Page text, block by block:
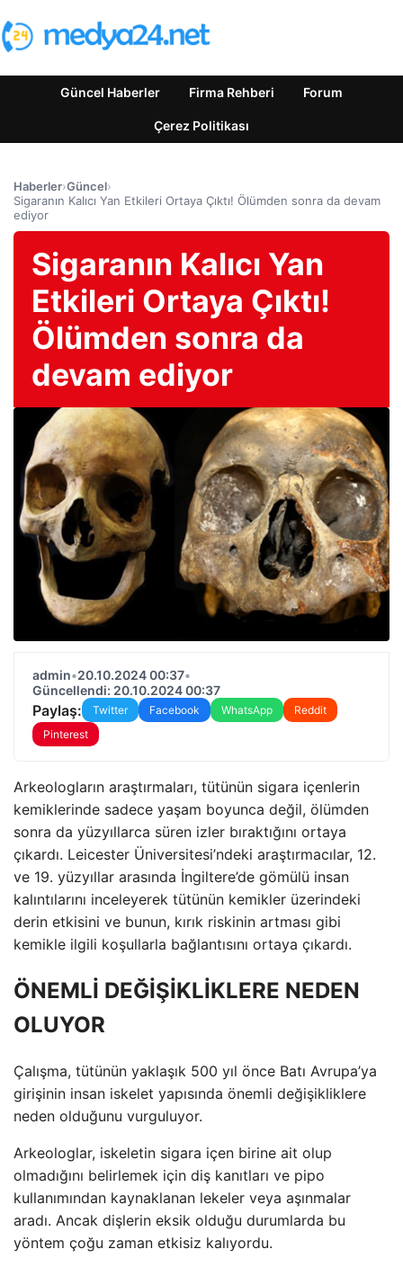
Güncel Haberler Firma Rehberi Forum
Çerez Politikası
Haberler›Güncel›
Sigaranın Kalıcı Yan Etkileri Ortaya Çıktı! Ölümden sonra da devam
ediyor
Sigaranın Kalıcı Yan
Etkileri Ortaya Çıktı!
Ölümden sonra da
devam ediyor
admin•20.10.2024 00:37•
Güncellendi: 20.10.2024 00:37
Paylaş: Twitter Facebook WhatsApp
Reddit
Pinterest
Arkeologların araştırmaları, tütünün sigara içenlerin
kemiklerinde sadece yaşam boyunca değil, ölümden
sonra da yüzyıllarca süren izler bıraktığını ortaya
çıkardı. Leicester Üniversitesi’ndeki araştırmacılar, 12.
ve 19. yüzyıllar arasında İngiltere’de gömülü insan
kalıntılarını inceleyerek tütünün kemikler üzerindeki
derin etkisini ve bunun, kırık riskinin artması gibi
kemikle ilgili koşullarla bağlantısını ortaya çıkardı.
ÖNEMLİ DEĞİŞİKLİKLERE NEDEN
OLUYOR
Çalışma, tütünün yaklaşık 500 yıl önce Batı Avrupa’ya
girişinin insan iskelet yapısında önemli değişikliklere
neden olduğunu vurguluyor.
Arkeologlar, iskeletin sigara içen birine ait olup
olmadığını belirlemek için diş kanıtları ve pipo
kullanımından kaynaklanan lekeler veya aşınmalar
aradı. Ancak dişlerin eksik olduğu durumlarda bu
yöntem çoğu zaman etkisiz kalıyordu.